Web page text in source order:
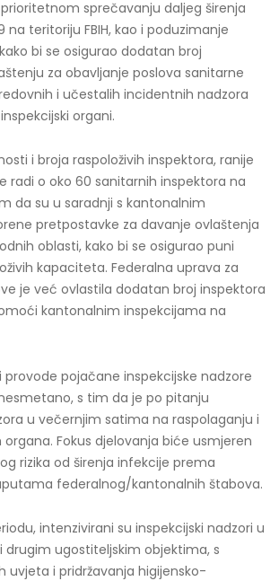
sprečavanju daljeg širenja
na teritoriju FBIH, kao i poduzimanje
bi se osigurao dodatan broj
za obavljanje poslova sanitarne
i učestalih incidentnih nadzora
organi.
i broja raspoloživih inspektora, ranije
radi o oko 60 sanitarnih inspektora na
da su u saradnji s kantonalnim
pretpostavke za davanje ovlaštenja
oblasti, kako bi se osigurao puni
kapaciteta. Federalna uprava za
je već ovlastila dodatan broj inspektora
kantonalnim inspekcijama na
provode pojačane inspekcijske nadzore
s tim da je po pitanju
u večernjim satima na raspolaganju i
organa. Fokus djelovanja biće usmjeren
rizika od širenja infekcije prema
federalnog/kantonalnih štabova.
intenzivirani su inspekcijski nadzori u
drugim ugostiteljskim objektima, s
uvjeta i pridržavanja higijensko-